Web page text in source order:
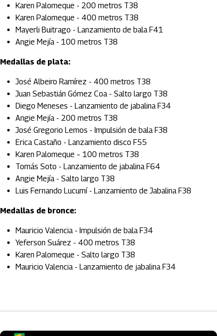
Karen Palomeque - 200 metros T38
Karen Palomeque - 400 metros T38
Mayerli Buitrago - Lanzamiento de bala F41
Angie Mejía - 100 metros T38
Medallas de plata:
José Albeiro Ramírez - 400 metros T38
Juan Sebastián Gómez Coa - Salto largo T38
Diego Meneses - Lanzamiento de jabalina F34
Angie Mejía - 200 metros T38
José Gregorio Lemos - Impulsión de bala F38
Erica Castaño - Lanzamiento disco F55
Karen Palomeque – 100 metros T38
Tomás Soto - Lanzamiento de jabalina F64
Angie Mejía - Salto largo T38
Luis Fernando Lucumí - Lanzamiento de Jabalina F38
Medallas de bronce:
Mauricio Valencia - Impulsión de bala F34
Yeferson Suárez - 400 metros T38
Karen Palomeque - Salto largo T38
Mauricio Valencia - Lanzamiento de jabalina F34